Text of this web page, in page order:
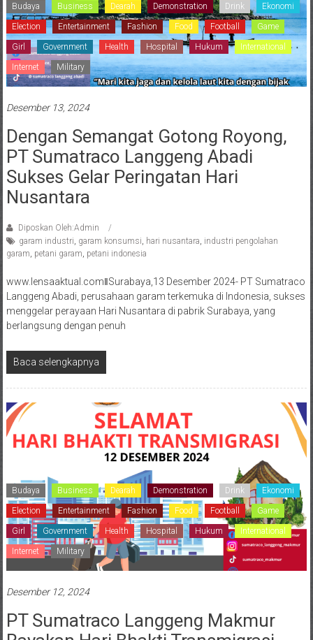
Budaya Business Dearah Demonstration Drink Ekonomi
Election Entertainment Fashion Food Football Game
Girl Government Health Hospital Hukum International
Internet Military
Desember 13, 2024
Dengan Semangat Gotong Royong,
PT Sumatraco Langgeng Abadi
Sukses Gelar Peringatan Hari
Nusantara
Diposkan Oleh:Admin
garam industri, garam konsumsi, hari nusantara, industri pengolahan
garam, petani garam, petani indonesia
www.lensaaktual.comǁSurabaya,13 Desember 2024- PT Sumatraco
Langgeng Abadi, perusahaan garam terkemuka di Indonesia, sukses
menggelar perayaan Hari Nusantara di pabrik Surabaya, yang
berlangsung dengan penuh
Baca selengkapnya
Budaya Business Dearah Demonstration Drink Ekonomi
Election Entertainment Fashion Food Football Game
Girl Government Health Hospital Hukum International
Internet Military
Desember 12, 2024
PT Sumatraco Langgeng Makmur